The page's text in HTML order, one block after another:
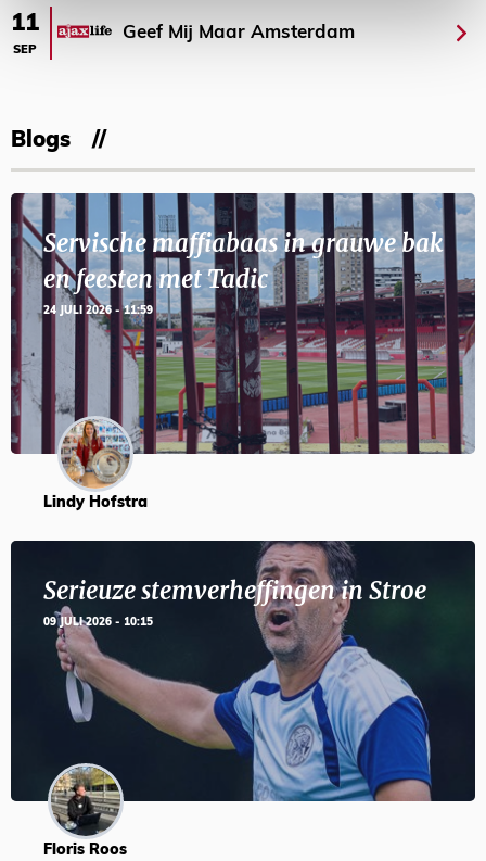
11
SEP
Geef Mij Maar Amsterdam
Blogs
Servische maffiabaas in grauwe bak
en feesten met Tadic
24 JULI 2026 - 11:59
Lindy Hofstra
Serieuze stemverheffingen in Stroe
09 JULI 2026 - 10:15
Floris Roos